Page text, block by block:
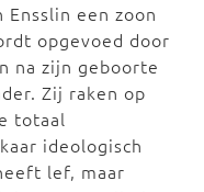
een zoon
opgevoed door
na zijn geboorte
Zij raken op
totaal
ideologisch
lef, maar